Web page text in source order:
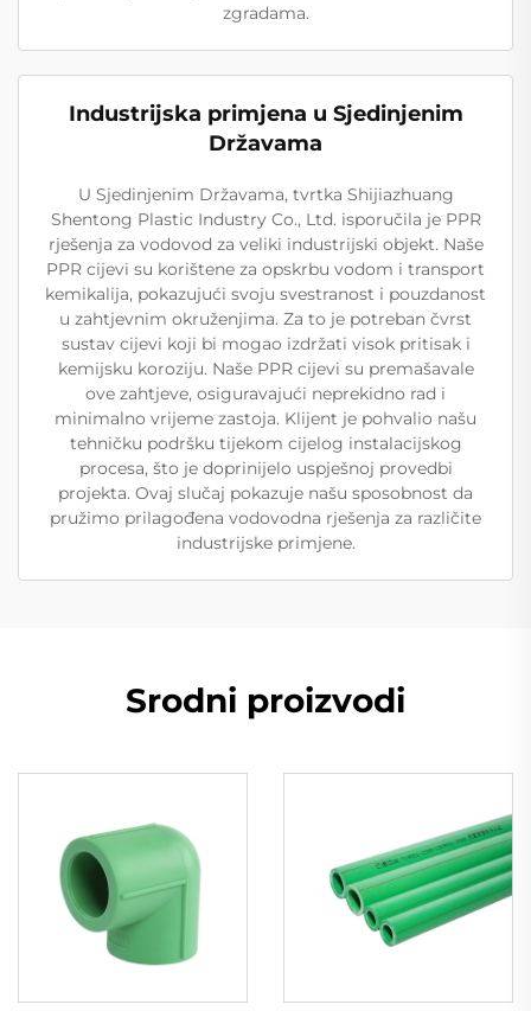
zgradama.
Industrijska primjena u Sjedinjenim
Državama
U Sjedinjenim Državama, tvrtka Shijiazhuang
Shentong Plastic Industry Co., Ltd. isporučila je PPR
rješenja za vodovod za veliki industrijski objekt. Naše
PPR cijevi su korištene za opskrbu vodom i transport
kemikalija, pokazujući svoju svestranost i pouzdanost
u zahtjevnim okruženjima. Za to je potreban čvrst
sustav cijevi koji bi mogao izdržati visok pritisak i
kemijsku koroziju. Naše PPR cijevi su premašavale
ove zahtjeve, osiguravajući neprekidno rad i
minimalno vrijeme zastoja. Klijent je pohvalio našu
tehničku podršku tijekom cijelog instalacijskog
procesa, što je doprinijelo uspješnoj provedbi
projekta. Ovaj slučaj pokazuje našu sposobnost da
pružimo prilagođena vodovodna rješenja za različite
industrijske primjene.
Srodni proizvodi